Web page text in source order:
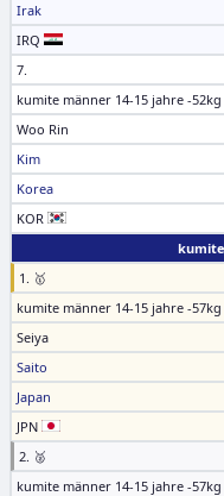
Irak
IRQ
7.
kumite männer 14-15 jahre -52kg
Woo Rin
Kim
Korea
KOR
1. 🥇
kumite männer 14-15 jahre -57kg
Seiya
Saito
Japan
JPN
2. 🥈
kumite männer 14-15 jahre -57kg